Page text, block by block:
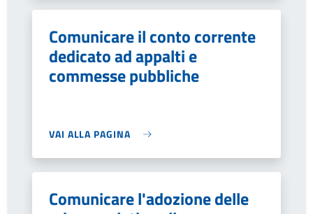
Comunicare il conto corrente
dedicato ad appalti e
commesse pubbliche
VAI ALLA PAGINA
Comunicare l'adozione delle